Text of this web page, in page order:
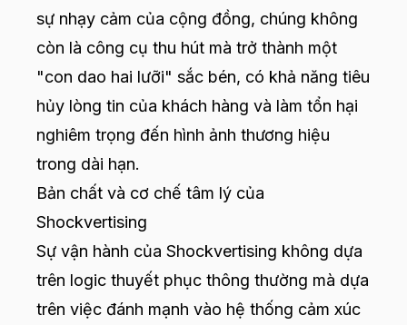
sự nhạy cảm của cộng đồng, chúng không
còn là công cụ thu hút mà trở thành một
"con dao hai lưỡi" sắc bén, có khả năng tiêu
hủy lòng tin của khách hàng và làm tổn hại
nghiêm trọng đến hình ảnh thương hiệu
trong dài hạn.
Bản chất và cơ chế tâm lý của
Shockvertising
Sự vận hành của Shockvertising không dựa
trên logic thuyết phục thông thường mà dựa
trên việc đánh mạnh vào hệ thống cảm xúc